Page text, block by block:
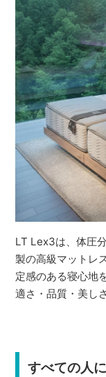
LT Lex3は、体圧
製の高級マットレ
定感のある寝心地
適さ・品質・美し
すべての人